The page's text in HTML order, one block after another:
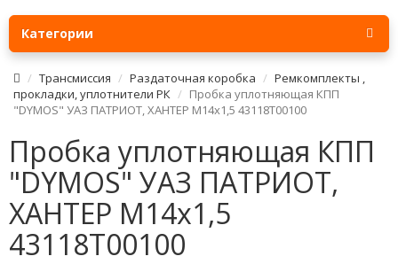
Категории
Трансмиссия Раздаточная коробка
Ремкомплекты ,
прокладки, уплотнители РК
Пробка уплотняющая КПП
"DYMOS" УАЗ ПАТРИОТ, ХАНТЕР М14х1,5 43118Т00100
Пробка уплотняющая КПП
"DYMOS" УАЗ ПАТРИОТ,
ХАНТЕР М14х1,5
43118Т00100